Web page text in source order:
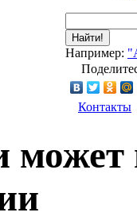
Найти!
Например:
Контакты